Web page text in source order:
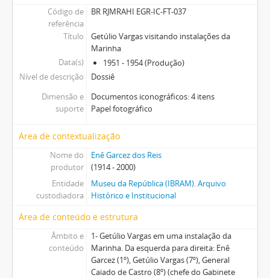
Código de
referência
BR RJMRAHI EGR-IC-FT-037
Título
Getúlio Vargas visitando instalações da
Marinha
Data(s)
1951 - 1954 (Produção)
Nível de descrição
Dossiê
Dimensão e
suporte
Documentos iconográficos: 4 itens
Papel fotográfico
Área de contextualização
Nome do
produtor
Enê Garcez dos Reis
(1914 - 2000)
Entidade
custodiadora
Museu da República (IBRAM). Arquivo
Histórico e Institucional
Área de conteúdo e estrutura
Âmbito e
conteúdo
1- Getúlio Vargas em uma instalação da
Marinha. Da esquerda para direita: Enê
Garcez (1º), Getúlio Vargas (7º), General
Caiado de Castro (8º) (chefe do Gabinete